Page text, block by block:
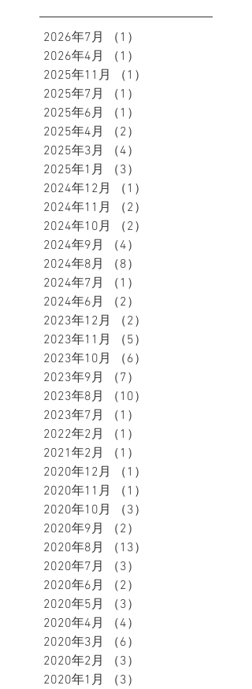
2026年7月 （1）
2026年4月
（1）
2025年11月
（1）
2025年7月
（1）
2025年6月
（1）
2025年4月
（2）
2025年3月
（4）
2025年1月
（3）
2024年12月
（1）
2024年11月
（2）
2024年10月
（2）
2024年9月
（4）
2024年8月
（8）
2024年7月
（1）
2024年6月
（2）
2023年12月
（2）
2023年11月
（5）
2023年10月
（6）
2023年9月
（7）
2023年8月
（10）
2023年7月
（1）
2022年2月
（1）
2021年2月
（1）
2020年12月
（1）
2020年11月
（1）
2020年10月
（3）
2020年9月
（2）
2020年8月
（13）
2020年7月
（3）
2020年6月
（2）
2020年5月
（3）
2020年4月
（4）
2020年3月
（6）
2020年2月
（3）
2020年1月
（3）